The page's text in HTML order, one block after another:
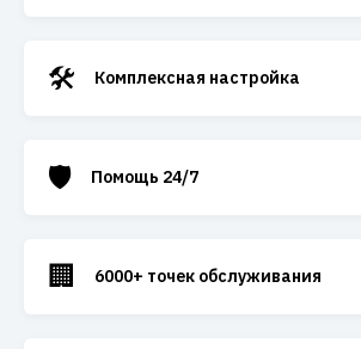
🛠️ Комплексная настройка
🛡️ Помощь 24/7
🏢 6000+ точек обслуживания